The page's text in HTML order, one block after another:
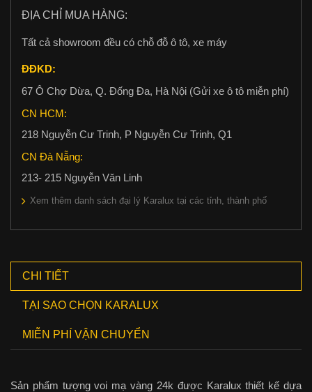
ĐỊA CHỈ MUA HÀNG:
Tất cả showroom đều có chỗ đỗ ô tô, xe máy
ĐĐKD:
67 Ô Chợ Dừa, Q. Đống Đa, Hà Nội (Gửi xe ô tô miễn phí)
CN HCM:
218 Nguyễn Cư Trinh, P Nguyễn Cư Trinh, Q1
CN Đà Nẵng:
213- 215 Nguyễn Văn Linh
Xem thêm danh sách đại lý Karalux tại các tỉnh, thành phố
CHI TIẾT
TẠI SAO CHỌN KARALUX
MIỄN PHÍ VẬN CHUYỂN
Sản phẩm tượng voi mạ vàng 24k được Karalux thiết kế dựa